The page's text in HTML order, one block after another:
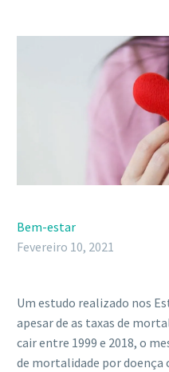
Bem-estar
Fevereiro 10, 2021
Um estudo realizado nos
apesar de as taxas de
cair entre 1999 e 2018, o
de mortalidade por doença